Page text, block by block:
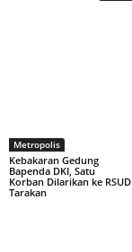
Metropolis
Kebakaran Gedung
Bapenda DKI, Satu
Korban Dilarikan ke RSUD
Tarakan